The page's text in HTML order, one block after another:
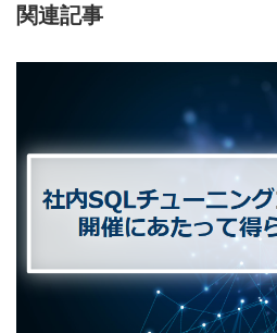
関連記事